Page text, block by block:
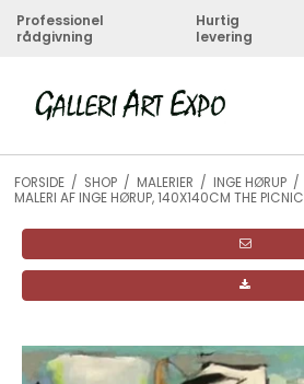
Professionel
rådgivning
Hurtig
levering
FORSIDE / SHOP / MALERIER / INGE HØRUP /
MALERI AF INGE HØRUP, 140X140CM THE PICNIC